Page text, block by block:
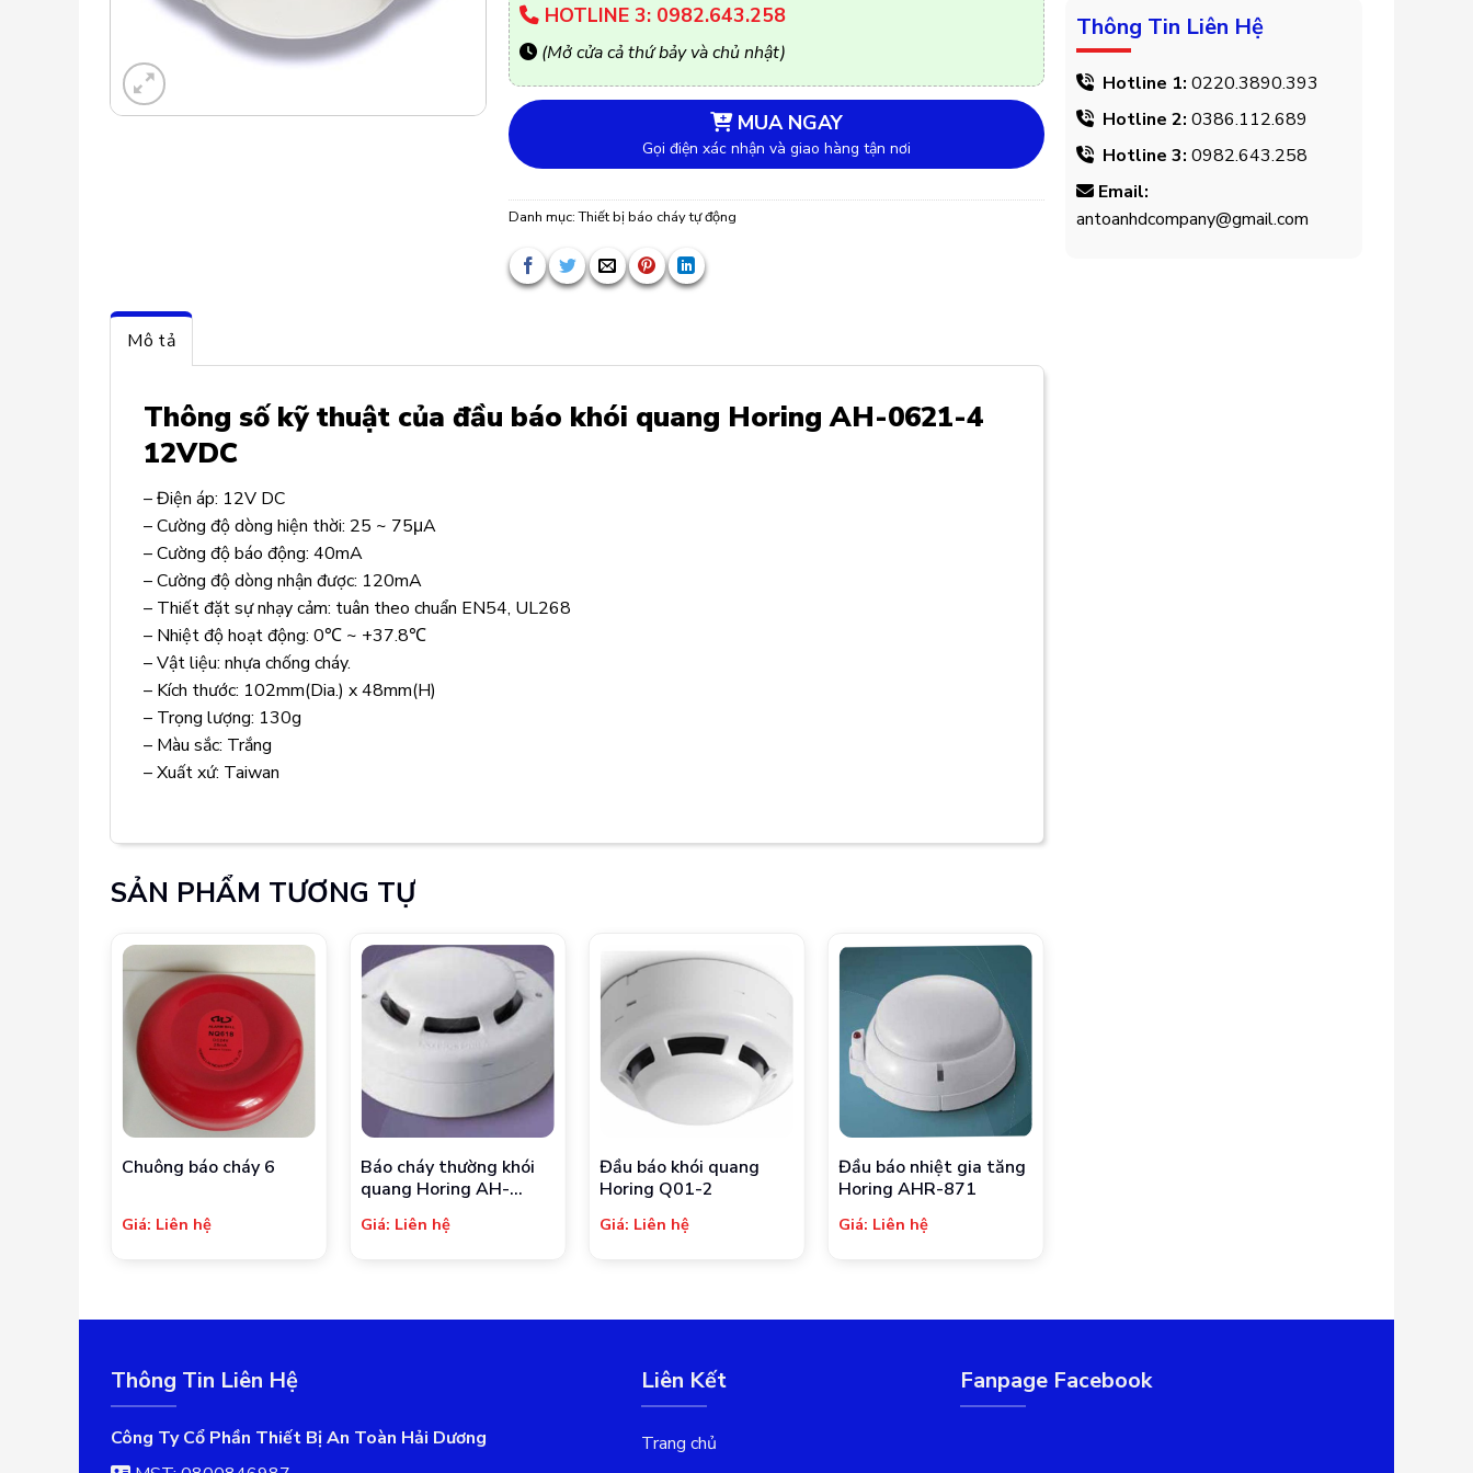
HOTLINE 3: 0982.643.258
(Mở cửa cả thứ bảy và chủ nhật)
MUA NGAY
Gọi điện xác nhận và giao hàng tận nơi
Danh mục:Thiết bị báo cháy tự động
Mô tả
Thông số kỹ thuật của đầu báo khói quang Horing AH-0621-4
12VDC
– Điện áp: 12V DC
– Cường độ dòng hiện thời: 25 ~ 75μA
– Cường độ báo động: 40mA
– Cường độ dòng nhận được: 120mA
– Thiết đặt sự nhạy cảm: tuân theo chuẩn EN54, UL268
– Nhiệt độ hoạt động: 0℃ ~ +37.8℃
– Vật liệu: nhựa chống cháy.
– Kích thước: 102mm(Dia.) x 48mm(H)
– Trọng lượng: 130g
– Màu sắc: Trắng
– Xuất xứ: Taiwan
SẢN PHẨM TƯƠNG TỰ
Chuông báo cháy 6
Giá: Liên hệ
Báo cháy thường khói
quang Horing AH-
Giá: Liên hệ
Đầu báo khói quang
Horing Q01-2
Giá: Liên hệ
Đầu báo nhiệt gia tăng
Horing AHR-871
Giá: Liên hệ
Thông Tin Liên Hệ
Hotline 1: 0220.3890.393
Hotline 2: 0386.112.689
Hotline 3: 0982.643.258
Email:
antoanhdcompany@gmail.com
Thông Tin Liên Hệ
Công Ty Cổ Phần Thiết Bị An Toàn Hải Dương
Liên Kết
Trang chủ
Fanpage Facebook